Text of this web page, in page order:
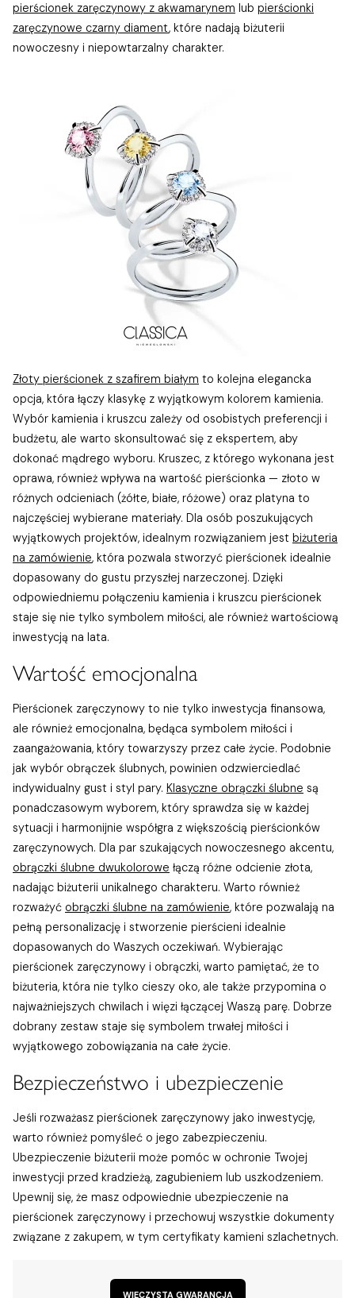
pierścionek zaręczynowy z akwamarynem lub pierścionki
zaręczynowe czarny diament, które nadają biżuterii
nowoczesny i niepowtarzalny charakter.
Złoty pierścionek z szafirem białym to kolejna elegancka
opcja, która łączy klasykę z wyjątkowym kolorem kamienia.
Wybór kamienia i kruszcu zależy od osobistych preferencji i
budżetu, ale warto skonsultować się z ekspertem, aby
dokonać mądrego wyboru. Kruszec, z którego wykonana jest
oprawa, również wpływa na wartość pierścionka — złoto w
różnych odcieniach (żółte, białe, różowe) oraz platyna to
najczęściej wybierane materiały. Dla osób poszukujących
wyjątkowych projektów, idealnym rozwiązaniem jest biżuteria
na zamówienie, która pozwala stworzyć pierścionek idealnie
dopasowany do gustu przyszłej narzeczonej. Dzięki
odpowiedniemu połączeniu kamienia i kruszcu pierścionek
staje się nie tylko symbolem miłości, ale również wartościową
inwestycją na lata.
Wartość emocjonalna
Pierścionek zaręczynowy to nie tylko inwestycja finansowa,
ale również emocjonalna, będąca symbolem miłości i
zaangażowania, który towarzyszy przez całe życie. Podobnie
jak wybór obrączek ślubnych, powinien odzwierciedlać
indywidualny gust i styl pary. Klasyczne obrączki ślubne są
ponadczasowym wyborem, który sprawdza się w każdej
sytuacji i harmonijnie współgra z większością pierścionków
zaręczynowych. Dla par szukających nowoczesnego akcentu,
obrączki ślubne dwukolorowe łączą różne odcienie złota,
nadając biżuterii unikalnego charakteru. Warto również
rozważyć obrączki ślubne na zamówienie, które pozwalają na
pełną personalizację i stworzenie pierścieni idealnie
dopasowanych do Waszych oczekiwań. Wybierając
pierścionek zaręczynowy i obrączki, warto pamiętać, że to
biżuteria, która nie tylko cieszy oko, ale także przypomina o
najważniejszych chwilach i więzi łączącej Waszą parę. Dobrze
dobrany zestaw staje się symbolem trwałej miłości i
wyjątkowego zobowiązania na całe życie.
Bezpieczeństwo i ubezpieczenie
Jeśli rozważasz pierścionek zaręczynowy jako inwestycję,
warto również pomyśleć o jego zabezpieczeniu.
Ubezpieczenie biżuterii może pomóc w ochronie Twojej
inwestycji przed kradzieżą, zagubieniem lub uszkodzeniem.
Upewnij się, że masz odpowiednie ubezpieczenie na
pierścionek zaręczynowy i przechowuj wszystkie dokumenty
związane z zakupem, w tym certyfikaty kamieni szlachetnych.
WIECZYSTA GWARANCJA